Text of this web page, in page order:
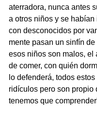
aterradora, nunca antes
a otros niños y se
con desconocidos por
mente pasan un sinfín
esos niños son malos, el
de comer, con quién
lo defenderá, todos
ridículos pero son propio
tenemos que